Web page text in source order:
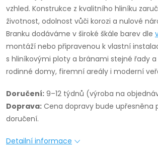
vzhled. Konstrukce z kvalitního hliníku
životnost, odolnost vůči korozi a nulové
Branku dodáváme v široké škále barev dle
montáží nebo připravenou k vlastní
s hliníkovými ploty a bránami stejné řady
rodinné domy, firemní areály i moderní
Doručení: 9–12 týdnů (výroba na
Doprava: Cena dopravy bude upřesněna
doručení.
Detailní informace